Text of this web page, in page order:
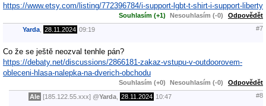
https://www.etsy.com/listing/772396784/i-support-lgbt-t-shirt-i-support-liberty
Souhlasím (+1) Nesouhlasím (-0) Odpovědět
Yarda 28.11.2024 09:19 #7
Co že se ještě neozval tenhle pán?
https://debaty.net/discussions/2866181-zakaz-vstupu-v-outdoorovem-
obleceni-hlasa-nalepka-na-dverich-obchodu
Souhlasím (+0) Nesouhlasím (-0) Odpovědět
Ale [185.122.55.xxx] @Yarda 28.11.2024 10:47 #8